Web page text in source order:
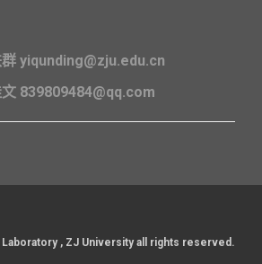
yiqunding@zju.edu.cn
839809484@qq.com
, ZJ University all rights reserved.